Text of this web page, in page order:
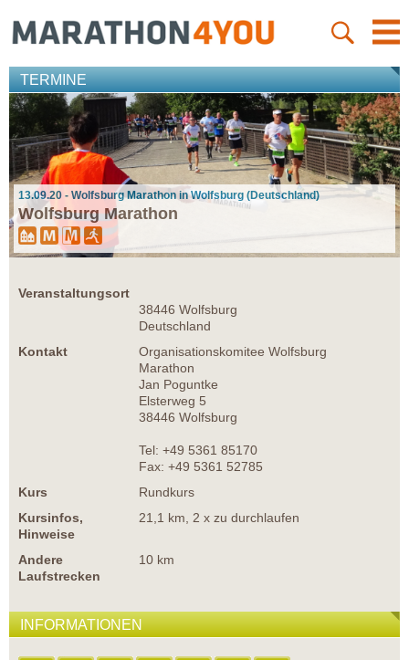
TERMINE
13.09.20 - Wolfsburg Marathon in Wolfsburg (Deutschland)
Wolfsburg Marathon
Veranstaltungsort
38446 Wolfsburg
Deutschland
Kontakt
Organisationskomitee Wolfsburg
Marathon
Jan Poguntke
Elsterweg 5
38446 Wolfsburg
Tel: +49 5361 85170
Fax: +49 5361 52785
Kurs
Rundkurs
Kursinfos,
Hinweise
21,1 km, 2 x zu durchlaufen
Andere
Laufstrecken
10 km
INFORMATIONEN